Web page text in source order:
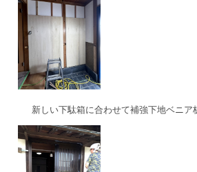
新しい下駄箱に合わせて補強下地ベニア